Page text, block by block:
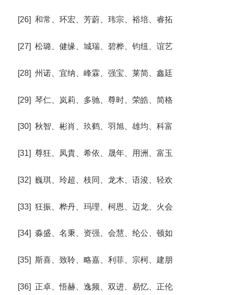
[26] 和常、环宏、芳蔚、玮宗、裕培、睿拓
[27] 松璐、健缘、城瑞、碧桦、钧纽、谊艺
[28] 州诺、宜纳、峰霖、强宝、莱简、鑫廷
[29] 琴仁、岚莉、多驰、尊时、荣皓、简格
[30] 秋智、彬肖、玖鹤、羽旭、雄均、科富
[31] 尊狂、凤貴、希依、晟年、用洲、富玉
[32] 巍琪、玲超、枝同、龙木、语浚、轻欢
[33] 狂振、桦丹、玛理、柯恩、迈龙、火会
[34] 淼盛、名秉、资强、会慧、纶公、顿如
[35] 斯喜、致聆、略嘉、利菲、宗柯、建朋
[36] 正卓、悟赫、逸频、双进、易忆、正伦